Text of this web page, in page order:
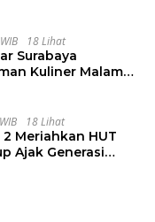
18 Lihat
Surabaya
Kuliner Malam
18 Lihat
Meriahkan HUT
Ajak Generasi